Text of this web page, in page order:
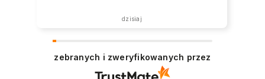
dzisiaj
zebranych i zweryfikowanych przez